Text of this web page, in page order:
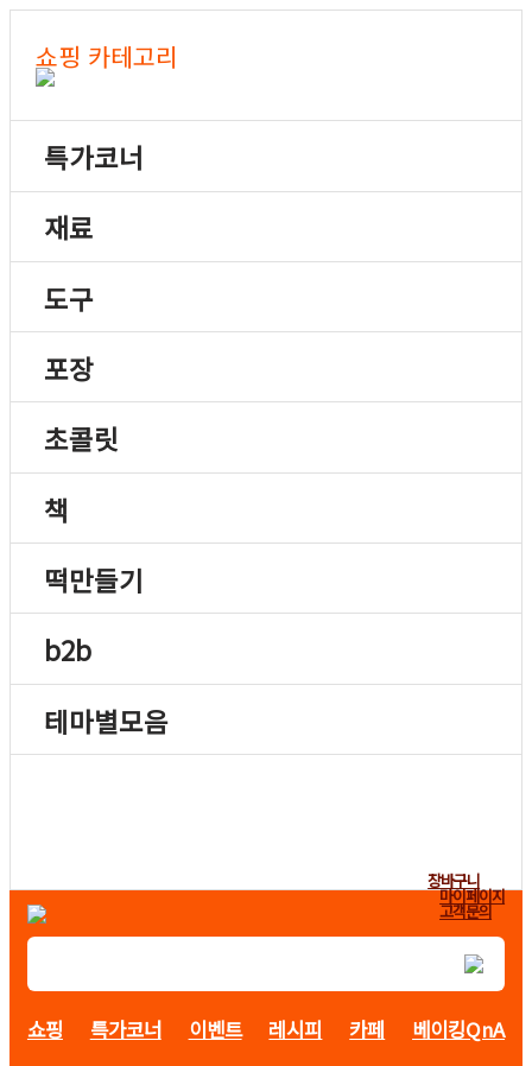
쇼핑 카테고리
특가코너
재료
도구
포장
초콜릿
책
떡만들기
b2b
테마별모음
장바구니
마이페이지
고객문의
쇼핑 특가코너 이벤트 레시피 카페 베이킹QnA